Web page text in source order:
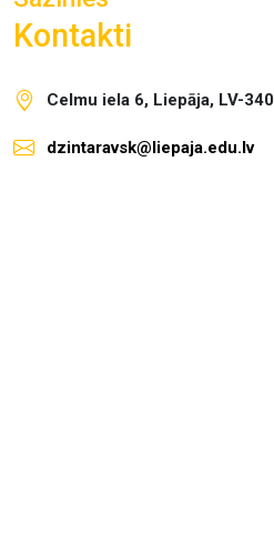
Kontakti
Celmu iela 6, Liepāja, LV-
dzintaravsk@liepaja.edu.lv